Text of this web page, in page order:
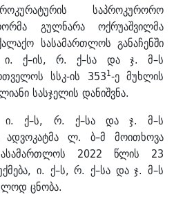
საპროკურორო
გულნარა ოქრუაშვილმა
სასამართლოს განაჩენში
ი. ქ–ის, რ. ქ–სა და ჯ. მ–ს
სსკ-ის 3531-ე მუხლის
სასჯელის დანიშვნა.
ი. ქ–ს, რ. ქ–სა და ჯ. მ–ს
ადვოკატმა ლ. ბ–მ მოითხოვა
2022 წლის 23
ი. ქ–ს, რ. ქ–სა და ჯ. მ–ს
ცნობა.